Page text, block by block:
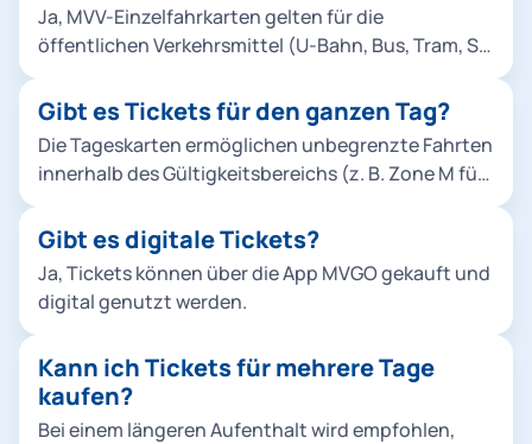
Ja, MVV-Einzelfahrkarten gelten für die
öffentlichen Verkehrsmittel (U-Bahn, Bus, Tram, S-
Sie die Zonenregelung. Ihre Einzelfahrkarte können
Sie über die App MVGO kaufen.
Gibt es Tickets für den ganzen Tag?
Die Tageskarten ermöglichen unbegrenzte Fahrten
innerhalb des Gültigkeitsbereichs (z. B. Zone M für
MVV-Gruppen-Tageskarten für bis zu 5 Personen.
Sie können die Tickets über die App MVGO oder
über die Ticketautomaten kaufen.
Gibt es digitale Tickets?
Ja, Tickets können über die App MVGO gekauft und
digital genutzt werden.
Kann ich Tickets für mehrere Tage
kaufen?
Bei einem längeren Aufenthalt wird empfohlen,